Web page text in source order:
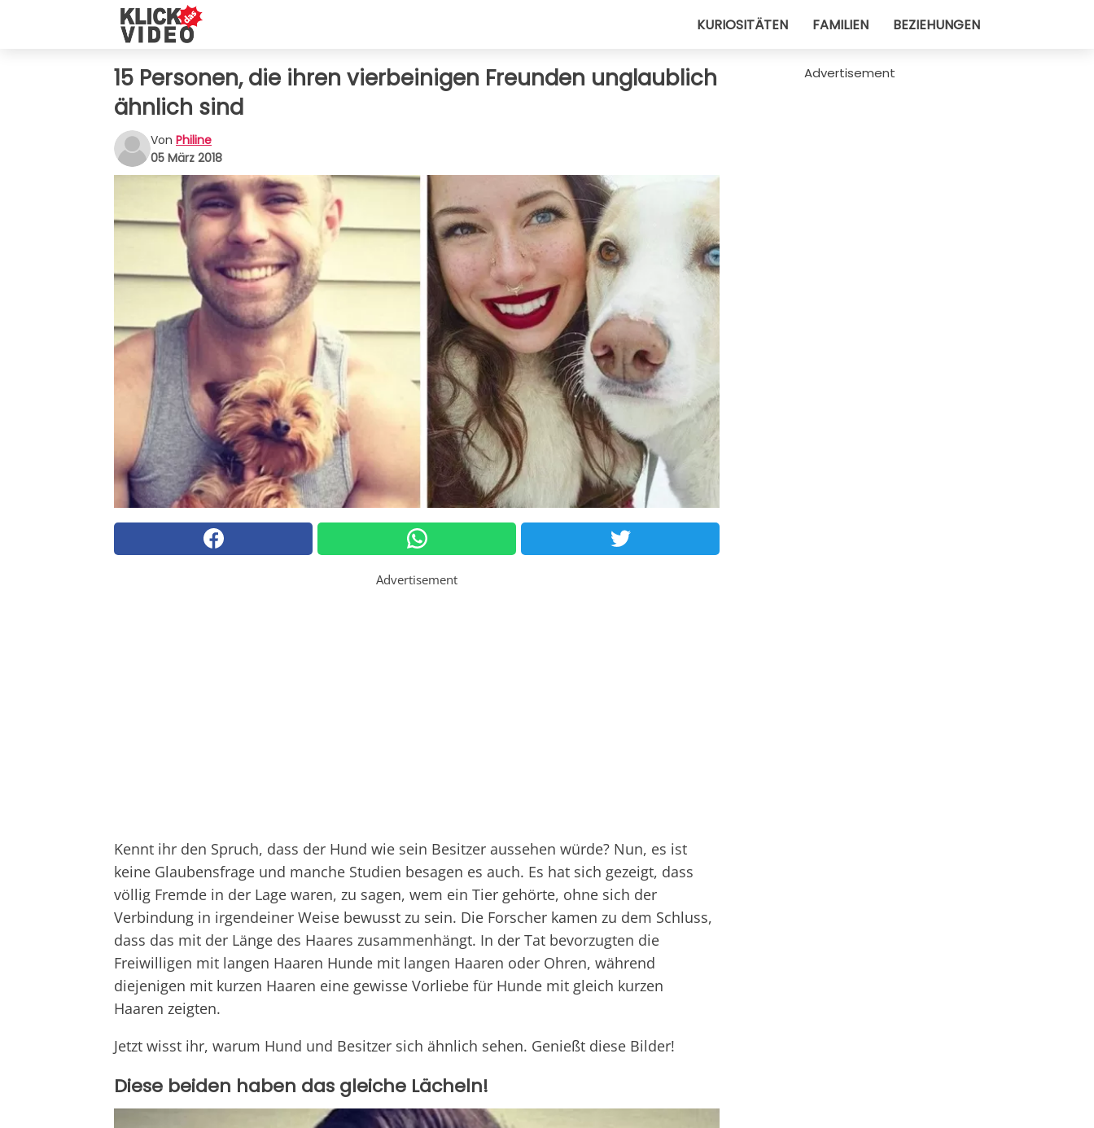
KURIOSITÄTEN FAMILIEN BEZIEHUNGEN
15 Personen, die ihren vierbeinigen Freunden unglaublich
ähnlich sind
Von Philine
05 März 2018
Advertisement
Kennt ihr den Spruch, dass der Hund wie sein Besitzer aussehen würde? Nun, es ist
keine Glaubensfrage und manche Studien besagen es auch. Es hat sich gezeigt, dass
völlig Fremde in der Lage waren, zu sagen, wem ein Tier gehörte, ohne sich der
Verbindung in irgendeiner Weise bewusst zu sein. Die Forscher kamen zu dem Schluss,
dass das mit der Länge des Haares zusammenhängt. In der Tat bevorzugten die
Freiwilligen mit langen Haaren Hunde mit langen Haaren oder Ohren, während
diejenigen mit kurzen Haaren eine gewisse Vorliebe für Hunde mit gleich kurzen
Haaren zeigten.
Jetzt wisst ihr, warum Hund und Besitzer sich ähnlich sehen. Genießt diese Bilder!
Diese beiden haben das gleiche Lächeln!
Advertisement